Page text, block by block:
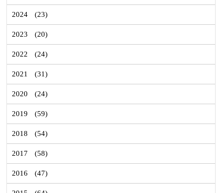
2024 (23)
2023 (20)
2022 (24)
2021 (31)
2020 (24)
2019 (59)
2018 (54)
2017 (58)
2016 (47)